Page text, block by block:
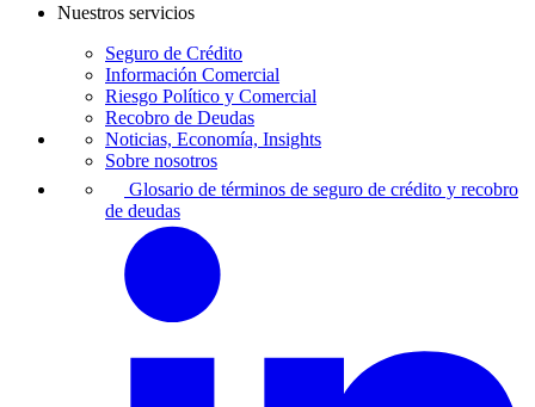
Nuestros servicios
Seguro de Crédito
Información Comercial
Riesgo Político y Comercial
Recobro de Deudas
Noticias, Economía, Insights
Sobre nosotros
Glosario de términos de seguro de crédito y recobro
de deudas